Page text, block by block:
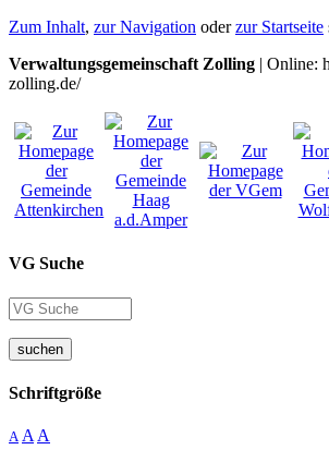
Zum Inhalt, zur Navigation oderzur Startseite
Verwaltungsgemeinschaft Zolling | Online:
zolling.de/
VG Suche
suchen
Schriftgröße
A A A